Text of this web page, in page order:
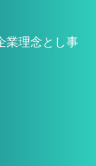
業理念とし事